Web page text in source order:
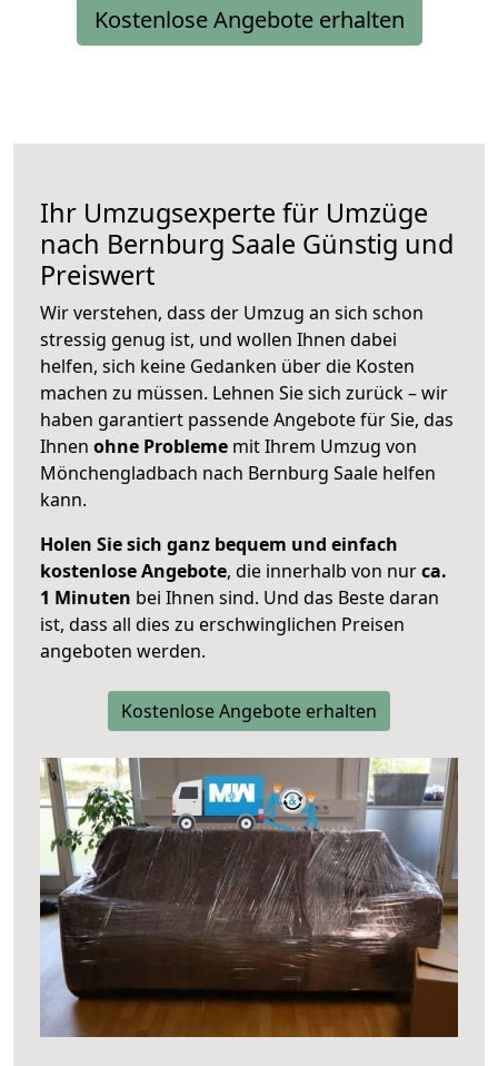
Kostenlose Angebote erhalten
Ihr Umzugsexperte für Umzüge
nach Bernburg Saale Günstig und
Preiswert
Wir verstehen, dass der Umzug an sich schon
stressig genug ist, und wollen Ihnen dabei
helfen, sich keine Gedanken über die Kosten
machen zu müssen. Lehnen Sie sich zurück – wir
haben garantiert passende Angebote für Sie, das
Ihnen ohne Probleme mit Ihrem Umzug von
Mönchengladbach nach Bernburg Saale helfen
kann.
Holen Sie sich ganz bequem und einfach
kostenlose Angebote, die innerhalb von nurca.
1 Minuten bei Ihnen sind. Und das Beste daran
ist, dass all dies zu erschwinglichen Preisen
angeboten werden.
Kostenlose Angebote erhalten